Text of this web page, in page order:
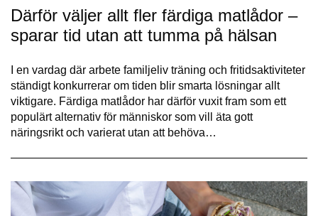
Därför väljer allt fler färdiga matlådor –
sparar tid utan att tumma på hälsan
I en vardag där arbete familjeliv träning och fritidsaktiviteter
ständigt konkurrerar om tiden blir smarta lösningar allt
viktigare. Färdiga matlådor har därför vuxit fram som ett
populärt alternativ för människor som vill äta gott
näringsrikt och varierat utan att behöva…